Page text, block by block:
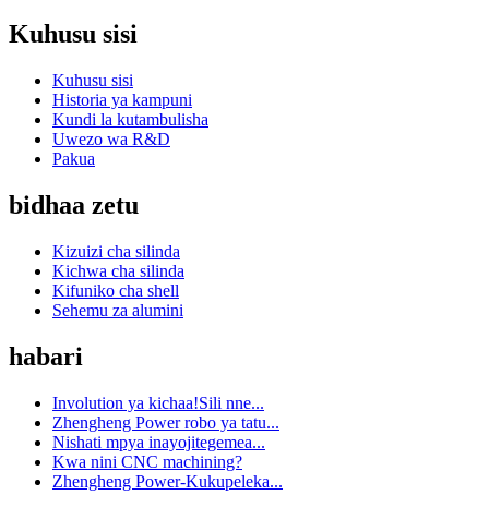
Kuhusu sisi
Kuhusu sisi
Historia ya kampuni
Kundi la kutambulisha
Uwezo wa R&D
Pakua
bidhaa zetu
Kizuizi cha silinda
Kichwa cha silinda
Kifuniko cha shell
Sehemu za alumini
habari
Involution ya kichaa!Sili nne...
Zhengheng Power robo ya tatu...
Nishati mpya inayojitegemea...
Kwa nini CNC machining?
Zhengheng Power-Kukupeleka...